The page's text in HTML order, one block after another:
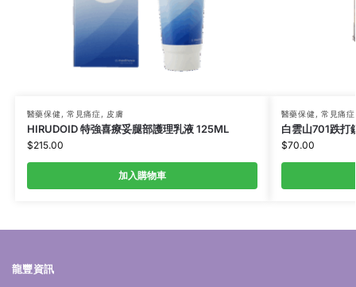
醫藥保健, 常見痛症, 皮膚
HIRUDOID 特強喜療妥腿部護理乳液 125ML
$215.00
加入購物車
醫藥保健, 常見痛症
白雲山701跌
$70.00
龍豐資訊